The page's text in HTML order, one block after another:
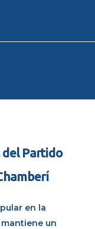
del Partido
en la
mantiene un